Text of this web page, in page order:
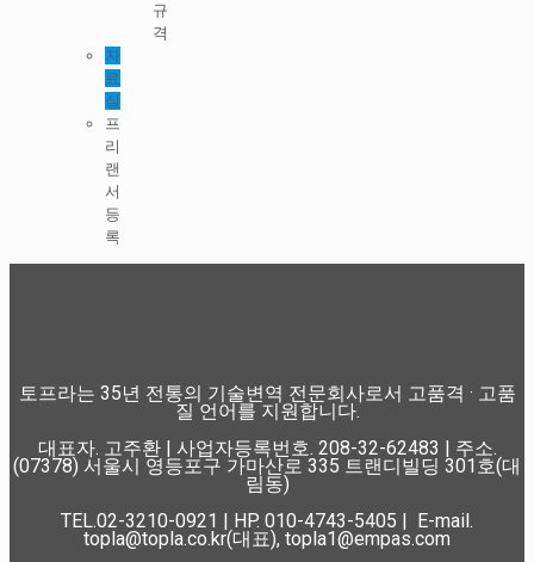
규
격
자
료
실
프
리
랜
서
등
록
토프라는 35년 전통의 기술변역 전문회사로서 고품격 · 고품
질 언어를 지원합니다.
대표자. 고주환 | 사업자등록번호. 208-32-62483 | 주소.
(07378) 서울시 영등포구 가마산로 335 트랜디빌딩 301호(대
림동)
TEL.02-3210-0921 | HP. 010-4743-5405 | E-mail.
topla@topla.co.kr(대표), topla1@empas.com